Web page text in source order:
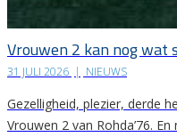
Vrouwen 2 kan nog wat
31 JULI 2026 | NIEUWS
Gezelligheid, plezier, derde
Vrouwen 2 van Rohda’76.